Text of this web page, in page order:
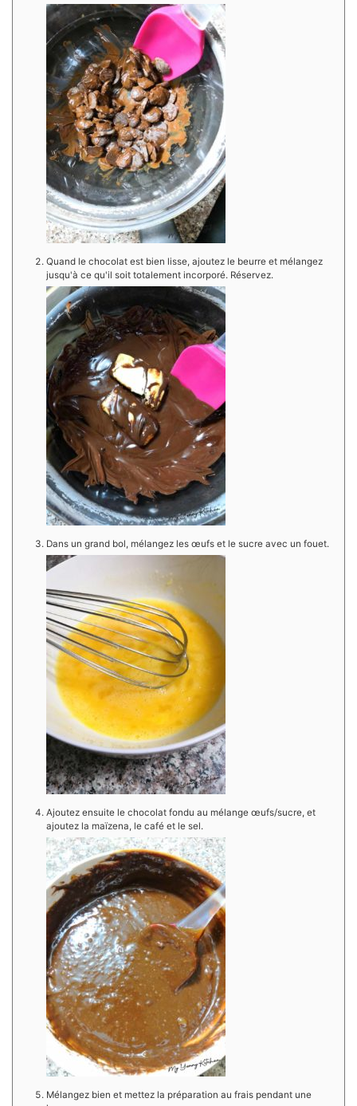
Quand le chocolat est bien lisse, ajoutez le beurre et mélangez
jusqu'à ce qu'il soit totalement incorporé. Réservez.
Dans un grand bol, mélangez les œufs et le sucre avec un fouet.
Ajoutez ensuite le chocolat fondu au mélange œufs/sucre, et
ajoutez la maïzena, le café et le sel.
Mélangez bien et mettez la préparation au frais pendant une